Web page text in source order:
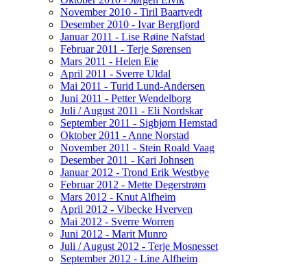
November 2010 - Tiril Baartvedt
Desember 2010 - Ivar Bergfjord
Januar 2011 - Lise Røine Nafstad
Februar 2011 - Terje Sørensen
Mars 2011 - Helen Eie
April 2011 - Sverre Uldal
Mai 2011 - Turid Lund-Andersen
Juni 2011 - Petter Wendelborg
Juli / August 2011 - Eli Nordskar
September 2011 - Sigbjørn Hemstad
Oktober 2011 - Anne Norstad
November 2011 - Stein Roald Vaag
Desember 2011 - Kari Johnsen
Januar 2012 - Trond Erik Westbye
Februar 2012 - Mette Degerstrøm
Mars 2012 - Knut Alfheim
April 2012 - Vibecke Hverven
Mai 2012 - Sverre Worren
Juni 2012 - Marit Munro
Juli / August 2012 - Terje Mosnesset
September 2012 - Line Alfheim